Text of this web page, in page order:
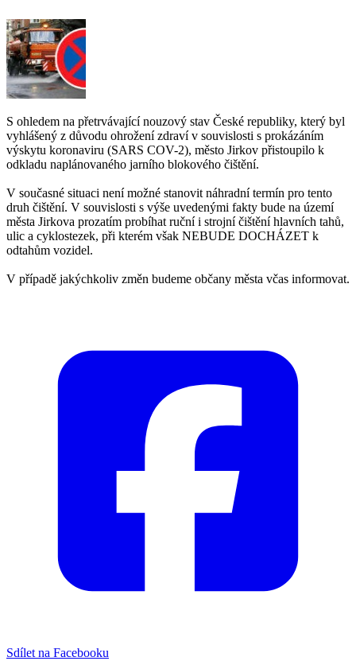
S ohledem na přetrvávající nouzový stav České republiky, který byl
vyhlášený z důvodu ohrožení zdraví v souvislosti s prokázáním
výskytu koronaviru (SARS COV-2), město Jirkov přistoupilo k
odkladu naplánovaného jarního blokového čištění.
V současné situaci není možné stanovit náhradní termín pro tento
druh čištění. V souvislosti s výše uvedenými fakty bude na území
města Jirkova prozatím probíhat ruční i strojní čištění hlavních tahů,
ulic a cyklostezek, při kterém však NEBUDE DOCHÁZET k
odtahům vozidel.
V případě jakýchkoliv změn budeme občany města včas informovat.
Sdílet na Facebooku